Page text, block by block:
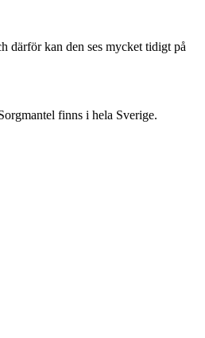
därför kan den ses mycket tidigt på
finns i hela Sverige.